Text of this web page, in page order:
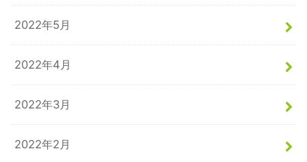
2022年5月
2022年4月
2022年3月
2022年2月